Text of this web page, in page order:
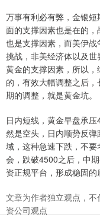
万事有利必有弊，金银
面的支撑因素也是在的
也是支撑因素，而美伊
挑战，非美经济体以及
黄金的支撑因素，所以
的，有效大幅调整之后
期的调整，就是黄金坑。
日内短线，黄金早盘承
然是空头，日内顺势反
域，这种急速下跌，不
会，跌破4500之后，中
资正规平台，形成稳固的
文章为作者独立观点，
资公司观点